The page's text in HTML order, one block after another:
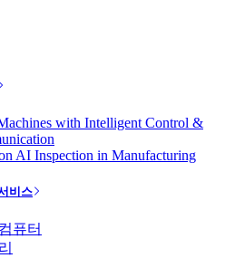
with Intelligent Control &
AI Inspection in Manufacturing
비스
퓨터